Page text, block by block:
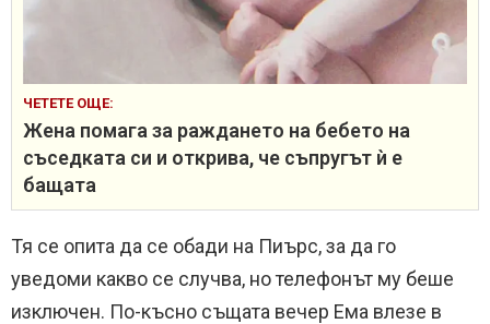
ЧЕТЕТЕ ОЩЕ:
Жена помага за раждането на бебето на
съседката си и открива, че съпругът ѝ е
бащата
Тя се опита да се обади на Пиърс, за да го
уведоми какво се случва, но телефонът му беше
изключен. По-късно същата вечер Ема влезе в